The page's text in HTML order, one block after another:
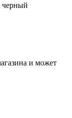
черный
и может